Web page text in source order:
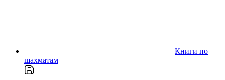
Книги по
шахматам